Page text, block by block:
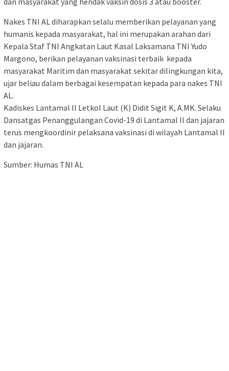
Nakes TNI AL diharapkan selalu memberikan pelayanan yang
humanis kepada masyarakat, hal ini merupakan arahan dari
Kepala Staf TNI Angkatan Laut Kasal Laksamana TNI Yudo
Margono, berikan pelayanan vaksinasi terbaik kepada
masyarakat Maritim dan masyarakat sekitar dilingkungan kita,
ujar beliau dalam berbagai kesempatan kepada para nakes TNI
AL.
Kadiskes Lantamal II Letkol Laut (K) Didit Sigit K, A.MK. Selaku
Dansatgas Penanggulangan Covid-19 di Lantamal II dan jajaran
terus mengkoordinir pelaksana vaksinasi di wilayah Lantamal II
dan jajaran.
Sumber: Humas TNI AL